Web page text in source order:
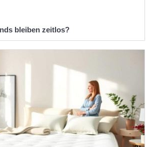
bleiben zeitlos?